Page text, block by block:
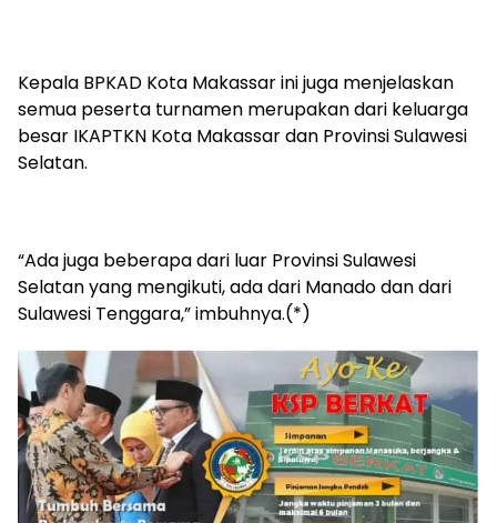
Kepala BPKAD Kota Makassar ini juga menjelaskan
semua peserta turnamen merupakan dari keluarga
besar IKAPTKN Kota Makassar dan Provinsi Sulawesi
Selatan.
“Ada juga beberapa dari luar Provinsi Sulawesi
Selatan yang mengikuti, ada dari Manado dan dari
Sulawesi Tenggara,” imbuhnya.(*)